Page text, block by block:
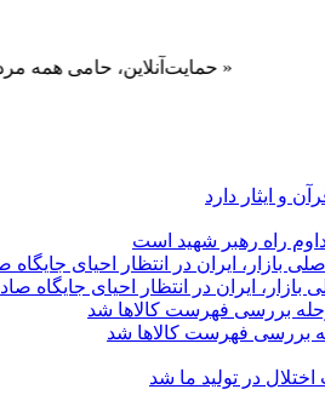
« حمایت‌آنلاین، حامی همه مردم ایران »
و ایثار دارد
راه رهبر شهید است
بررسی فهرست کالاها شد
در تولید ما شد